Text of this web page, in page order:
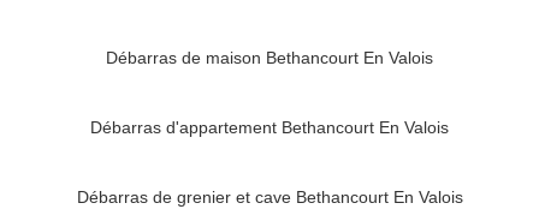
Débarras de maison Bethancourt En Valois
Débarras d'appartement Bethancourt En Valois
Débarras de grenier et cave Bethancourt En Valois